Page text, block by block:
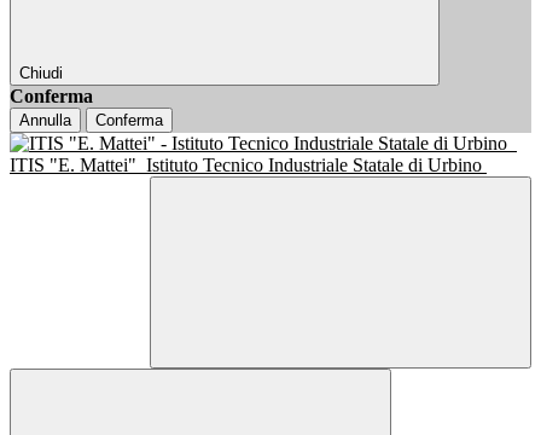
Chiudi
Conferma
Annulla Conferma
ITIS "E. Mattei" Istituto Tecnico Industriale Statale di Urbino